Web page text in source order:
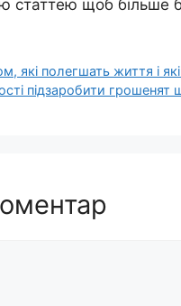
статтею щоб
які полегшать життя і
підзаробити грошенят